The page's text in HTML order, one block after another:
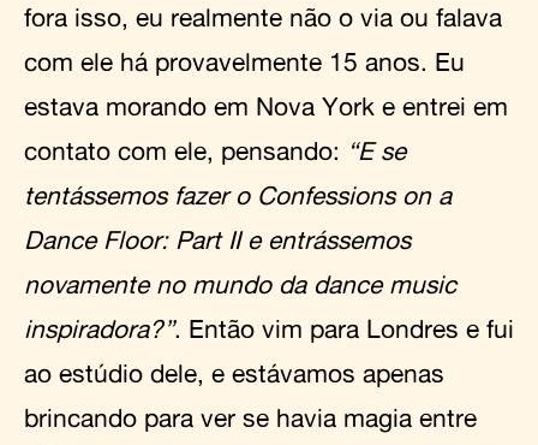
fora isso, eu realmente não o via ou falava
com ele há provavelmente 15 anos. Eu
estava morando em Nova York e entrei em
contato com ele, pensando: “E se
tentássemos fazer o Confessions on a
Dance Floor: Part II e entrássemos
novamente no mundo da dance music
inspiradora?”. Então vim para Londres e fui
ao estúdio dele, e estávamos apenas
brincando para ver se havia magia entre